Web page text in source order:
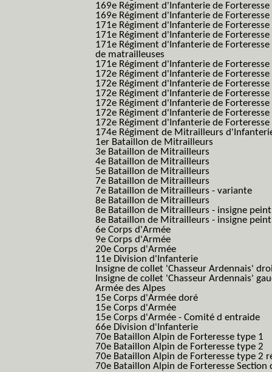
169e Régiment d'Infanterie de
169e Régiment d'Infanterie de
171e Régiment d'Infanterie de Forteresse
171e Régiment d'Infanterie de
171e Régiment d'Infanterie de
de matrailleuses
171e Régiment d'Infanterie de
172e Régiment d'Infanterie de Forteresse
172e Régiment d'Infanterie de Forteresse
172e Régiment d'Infanterie de
172e Régiment d'Infanterie de
172e Régiment d'Infanterie de
172e Régiment d'Infanterie de
174e Régiment de Mitrailleurs
1er Bataillon de Mitrailleurs
3e Bataillon de Mitrailleurs
4e Bataillon de Mitrailleurs
5e Bataillon de Mitrailleurs
7e Bataillon de Mitrailleurs
7e Bataillon de Mitrailleurs - variante
8e Bataillon de Mitrailleurs
8e Bataillon de Mitrailleurs - insigne peint
8e Bataillon de Mitrailleurs - insigne
6e Corps d'Armée
9e Corps d'Armée
20e Corps d'Armée
11e Division d'Infanterie
Insigne de collet 'Chasseur Ardennais'
Insigne de collet 'Chasseur Ardennais'
Armée des Alpes
15e Corps d'Armée doré
15e Corps d'Armée
15e Corps d'Armée - Comité d entraide
66e Division d'Infanterie
70e Bataillon Alpin de Forteresse type 1
70e Bataillon Alpin de Forteresse type 2
70e Bataillon Alpin de Forteresse type 2
70e Bataillon Alpin de Forteresse